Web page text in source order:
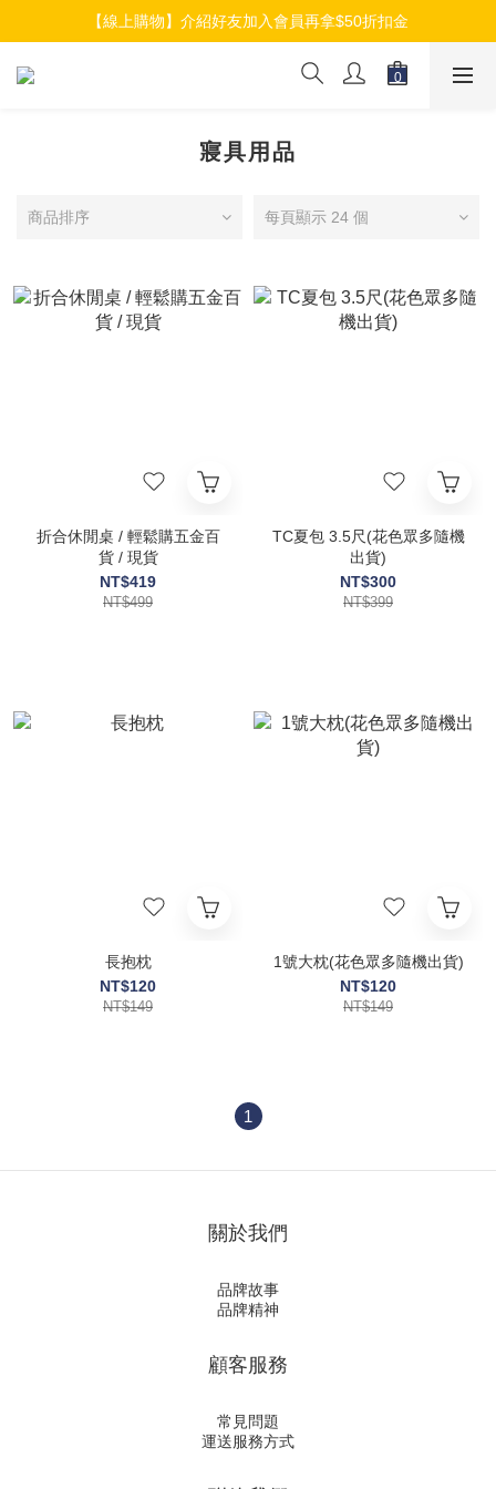
【線上購物】加入會員就送$100元購物金
【線上購物】介紹好友加入會員再拿$50折扣金
【線上購物】加入會員就送$100元購物金
寢具用品
商品排序 每頁顯示 24 個
折合休閒桌 / 輕鬆購五金百
貨 / 現貨
NT$419
NT$499
TC夏包 3.5尺(花色眾多隨機
出貨)
NT$300
NT$399
長抱枕
NT$120
NT$149
1號大枕(花色眾多隨機出貨)
NT$120
NT$149
1
關於我們
品牌故事
品牌精神
顧客服務
常見問題
運送服務方式